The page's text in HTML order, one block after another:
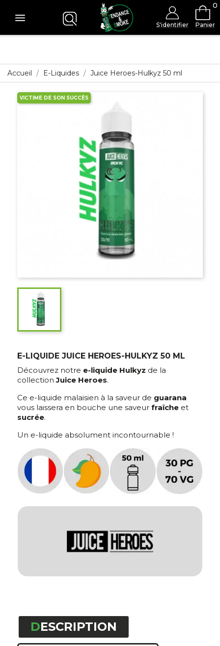
S'identifier
0
Panier
Accueil E-Liquides Juice Heroes-Hulkyz 50 ml
VICTIME DE SON SUCCÈS
E-LIQUIDE JUICE HEROES-HULKYZ 50 ML
Découvrez notre e-liquide Hulkyz de la
collectionJuice Heroes.
Ce e-liquide malaisien à la saveur de guarana
vous laissera en bouche une saveur fraîche et
sucrée.
Un e-liquide absolument incontournable !
DESCRIPTION